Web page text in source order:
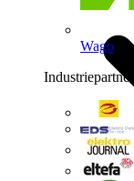
Wago
Industriepartner